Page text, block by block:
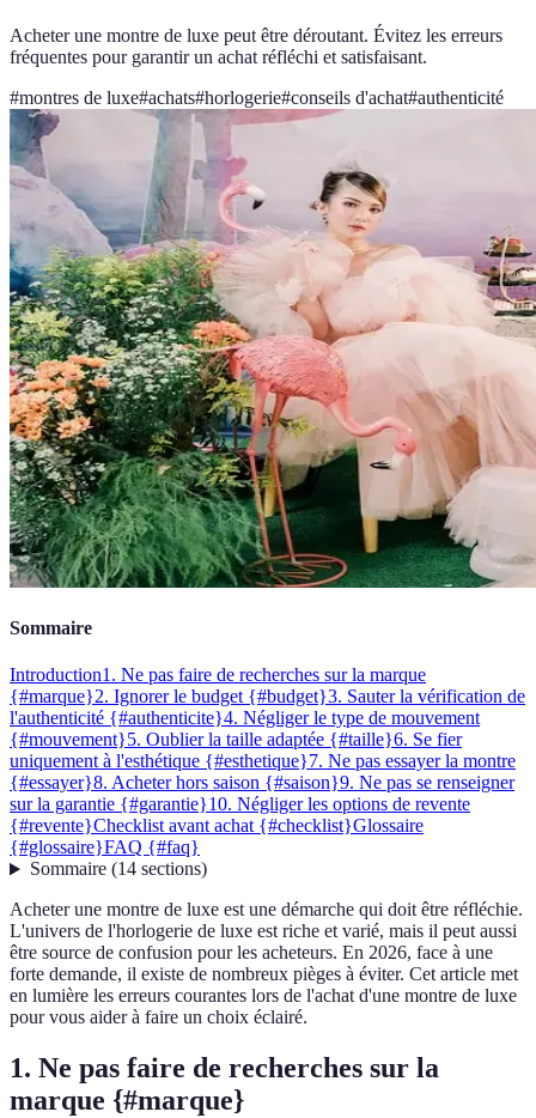
Acheter une montre de luxe peut être déroutant. Évitez les erreurs
fréquentes pour garantir un achat réfléchi et satisfaisant.
#montres de luxe#achats#horlogerie#conseils d'achat#authenticité
Sommaire
Introduction1. Ne pas faire de recherches sur la marque
{#marque}2. Ignorer le budget {#budget}3. Sauter la vérification de
l'authenticité {#authenticite}4. Négliger le type de mouvement
{#mouvement}5. Oublier la taille adaptée {#taille}6. Se fier
uniquement à l'esthétique {#esthetique}7. Ne pas essayer la montre
{#essayer}8. Acheter hors saison {#saison}9. Ne pas se renseigner
sur la garantie {#garantie}10. Négliger les options de revente
{#revente}Checklist avant achat {#checklist}Glossaire
{#glossaire}FAQ {#faq}
Sommaire(14 sections)
Acheter une montre de luxe est une démarche qui doit être réfléchie.
L'univers de l'horlogerie de luxe est riche et varié, mais il peut aussi
être source de confusion pour les acheteurs. En 2026, face à une
forte demande, il existe de nombreux pièges à éviter. Cet article met
en lumière les erreurs courantes lors de l'achat d'une montre de luxe
pour vous aider à faire un choix éclairé.
1. Ne pas faire de recherches sur la
marque {#marque}